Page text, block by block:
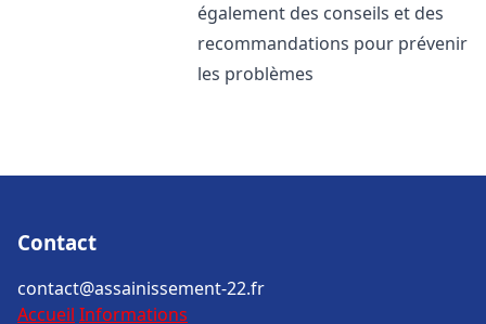
également des conseils et des
recommandations pour prévenir
les problèmes
Contact
contact@assainissement-22.fr
Accueil Informations